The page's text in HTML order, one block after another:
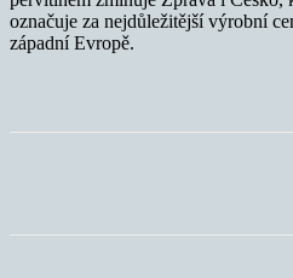
označuje za nejdůležitější výrobní
západní Evropě.